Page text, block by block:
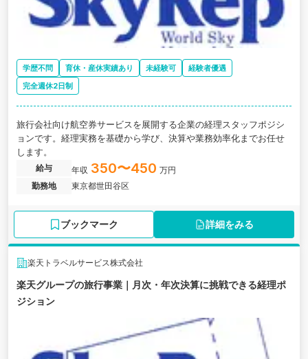
学歴不問 育休・産休実績あり 未経験可
経験者優遇
完全週休2日制
旅行会社向け航空券サービスを展開する企業の経理スタッフポジシ
ョンです。経理実務を基礎から学び、決算や業務効率化までお任せ
します。
給与 年収 350〜450 万円
勤務地
東京都世田谷区
ブックマーク 詳細をみる
楽天トラベルサービス株式会社
楽天グループの旅行事業｜月次・年次決算に挑戦できる経理ポ
ジション